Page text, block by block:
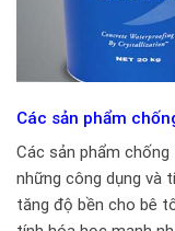
Các sản phẩm
Các sản phẩm
những công dụng và
tăng độ bền cho bê